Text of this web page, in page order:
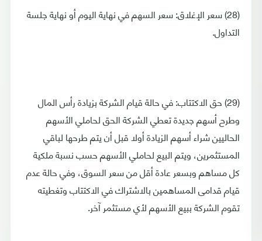
(28) سعر الإغلاق: سعر السهم في نهاية اليوم أو نهاية جلسة
التداول.
(29) حق الاكتتاب: في حالة قيام الشركة بزيادة رأس المال
وطرح أسهم جديدة تعطي الشركة الحق لحاملي الأسهم
الحاليين شراء أسهم الزيادة أولا قبل أن يتم طرحها لباقي
المستثمرين، ويتم البيع لحاملي الأسهم حسب نسبة ملكية
كل مساهم وبسعر عادة أقل من سعر السوق، وفي حالة عدم
قيام قدامى المساهمين بالاشتراك في الاكتتاب وتغطيته
تقوم الشركة ببيع الأسهم لأي مستثمر آخر.